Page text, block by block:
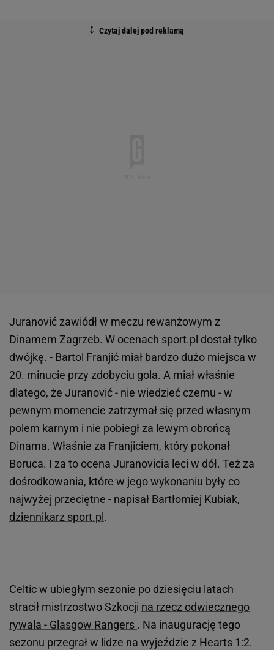
Juranović zawiódł w meczu rewanżowym z
Dinamem Zagrzeb. W ocenach sport.pl dostał tylko
dwójkę. - Bartol Franjić miał bardzo dużo miejsca w
20. minucie przy zdobyciu gola. A miał właśnie
dlatego, że Juranović - nie wiedzieć czemu - w
pewnym momencie zatrzymał się przed własnym
polem karnym i nie pobiegł za lewym obrońcą
Dinama. Właśnie za Franjiciem, który pokonał
Boruca. I za to ocena Juranovicia leci w dół. Też za
dośrodkowania, które w jego wykonaniu były co
najwyżej przeciętne - napisał Bartłomiej Kubiak,
dziennikarz sport.pl .
Celtic w ubiegłym sezonie po dziesięciu latach
stracił mistrzostwo Szkocji na rzecz odwiecznego
rywala - Glasgow Rangers . Na inaugurację tego
sezonu przegrał w lidze na wyjeździe z Hearts 1:2.